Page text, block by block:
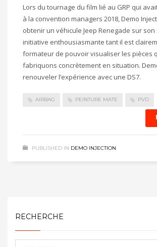
Lors du tournage du film lié au GRP qui
à la convention managers 2018, Demo
obtenir un véhicule Jeep Renegade sur son
initiative enthousiasmante tant il est
formateur de pouvoir visualiser les pièces
fabriquons concrètement en situation.
renouveler l’expérience avec une DS7.
AIRBAG PEINTURE MATE PVD
PUBLISHED IN DEMO INJECTION
RECHERCHE